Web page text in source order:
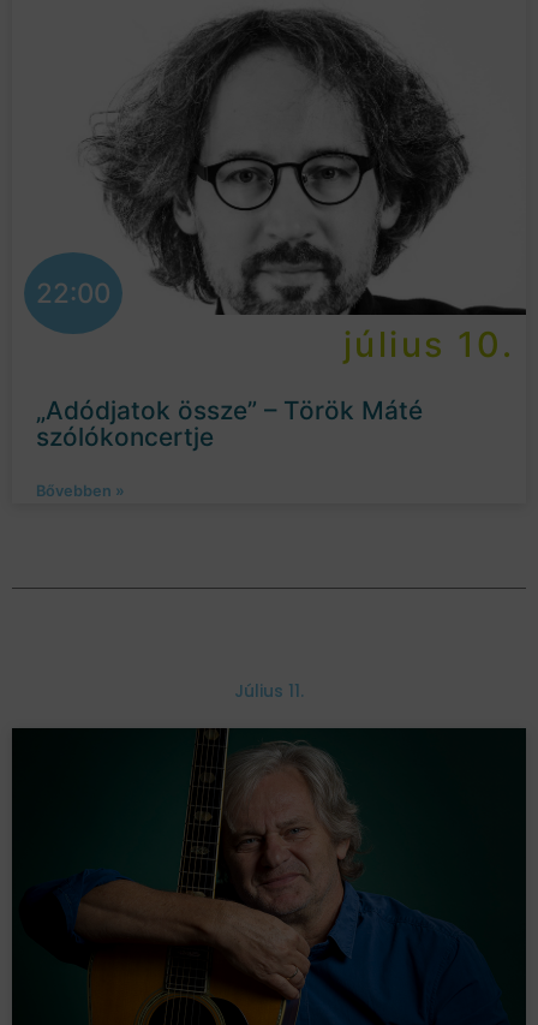
22:00
július 10.
„Adódjatok össze” – Török Máté
szólókoncertje
Bővebben »
Július 11.